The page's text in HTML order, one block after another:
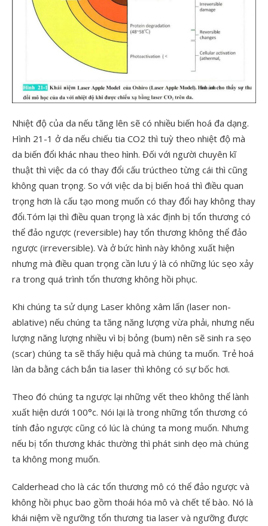
Nhiệt độ của da nếu tăng lên sẽ có nhiều biến hoá đa dạng.
Hình 21-1 ở da nếu chiếu tia CO2 thì tuỳ theo nhiệt độ mà
da biến đổi khác nhau theo hình. Đối với người chuyên kĩ
thuật thì việc da có thay đổi cấu trúctheo từng cái thì cũng
không quan trọng. So với việc da bị biến hoá thì điều quan
trọng hơn là cấu tạo mong muốn có thay đổi hay không thay
đổi.Tóm lại thì điều quan trọng là xác định bị tổn thương có
thể đảo ngược (reversible) hay tổn thương không thể đảo
ngược (irreversible). Và ở bức hình này không xuất hiện
nhưng mà điều quan trọng cần lưu ý là có những lúc sẹo xảy
ra trong quá trình tổn thương không hồi phục.
Khi chúng ta sử dụng Laser không xâm lấn (laser non-
ablative) nếu chúng ta tăng năng lượng vừa phải, nhưng nếu
lượng năng lượng nhiều vì bị bỏng (bum) nên sẽ sinh ra sẹo
(scar) chúng ta sẽ thấy hiệu quả mà chúng ta muốn. Trẻ hoá
làn da bằng cách bắn tia laser thì không có sự bốc hơi.
Theo đó chúng ta ngược lại những vết theo không thể lành
xuất hiện dưới 100°c. Nói lại là trong những tổn thương có
tính đảo ngược cũng có lúc là chúng ta mong muốn. Nhưng
nếu bị tổn thương khác thường thì phát sinh dẹo mà chúng
ta không mong muốn.
Calderhead cho là các tổn thương mô có thể đảo ngược và
không hồi phục bao gồm thoái hóa mô và chết tế bào. Nó là
khái niệm về ngưỡng tổn thương tia laser và ngưỡng được